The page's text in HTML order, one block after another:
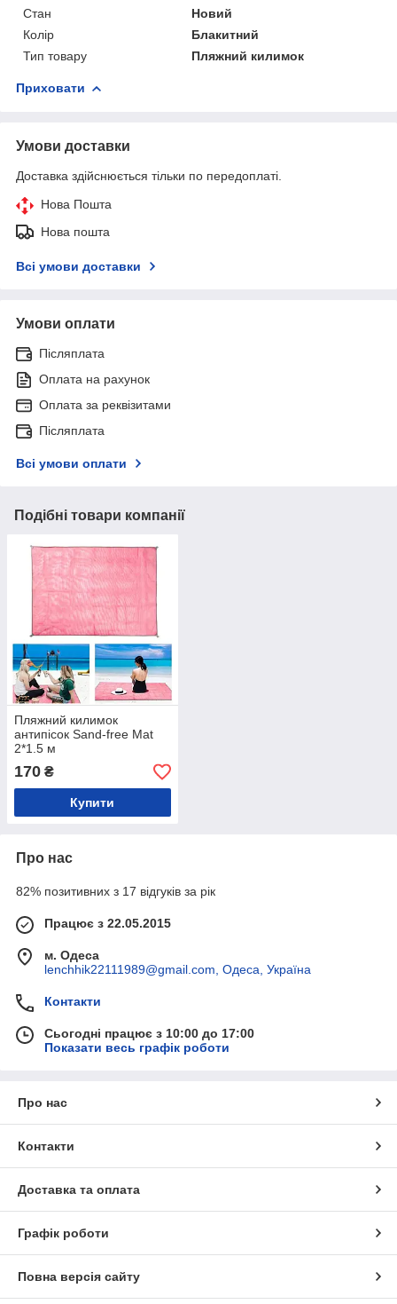
Стан
Новий
Колір
Блакитний
Тип товару
Пляжний килимок
Приховати
Умови доставки
Доставка здійснюється тільки по передоплаті.
Нова Пошта
Нова пошта
Всі умови доставки
Умови оплати
Післяплата
Оплата на рахунок
Оплата за реквізитами
Післяплата
Всі умови оплати
Подібні товари компанії
Пляжний килимок
антипісок Sand-free Mat
2*1.5 м
170 ₴
Купити
Про нас
82% позитивних з 17 відгуків за рік
Працює з 22.05.2015
м. Одеса
lenchhik22111989@gmail.com, Одеса, Україна
Контакти
Сьогодні працює з 10:00 до 17:00
Показати весь графік роботи
Про нас
Контакти
Доставка та оплата
Графік роботи
Повна версія сайту